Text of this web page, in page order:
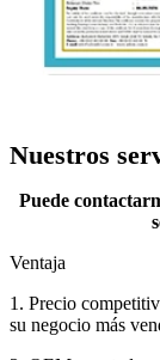
Nuestros
Puede
Ventaja
1. Precio
su negocio más